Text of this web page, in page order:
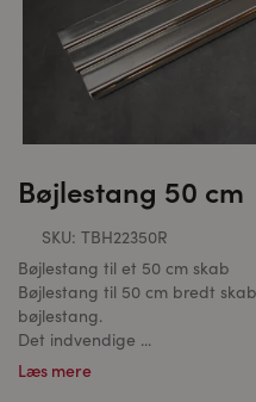
Bøjlestang 50 cm
SKU: TBH22350R
Bøjlestang til et 50 cm skab
Bøjlestang til 50 cm bredt
bøjlestang.
Det indvendige ...
Læs mere